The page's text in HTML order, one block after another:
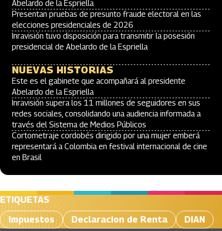
Abelardo de la Espriella
Presentan pruebas de presunto fraude electoral en las
elecciones presidenciales de 2026
Inravisión tuvo disposición para transmitir la posesión
presidencial de Abelardo de la Espriella
NUEVAS HISTORIAS
Este es el gabinete que acompañará al presidente
Abelardo de la Espriella
Inravisión supera los 11 millones de seguidores en sus
redes sociales, consolidando una audiencia informada a
través del Sistema de Medios Públicos
Cortometraje cordobés dirigido por una mujer emberá
representará a Colombia en festival internacional de cine
en Brasil
ETIQUETAS
Impuestos
Declaracion de Renta DIAN